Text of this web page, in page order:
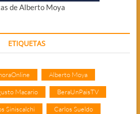
de Alberto Moya
ETIQUETAS
Alberto Moya
Macario BeraUnPaisTV
Siniscalchi Carlos Sueldo